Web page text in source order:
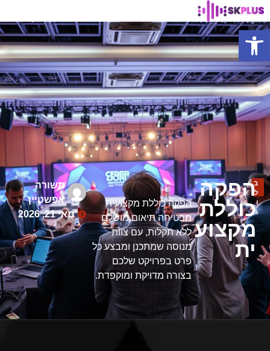
ב
ל
ו
ג
הפקה
כוללת
מקצוע
ית
הפקה כוללת מקצועית
מבטיחה תיאום מושלם
ללא תקלות, עם צוות
מנוסה שמתכנן ומבצע כל
פרט בפרויקט שלכם
בצורה מדויקת ומוקפדת.
תשורה
אפשטיין
מאי 21, 2026
פתח סרגל נגישות